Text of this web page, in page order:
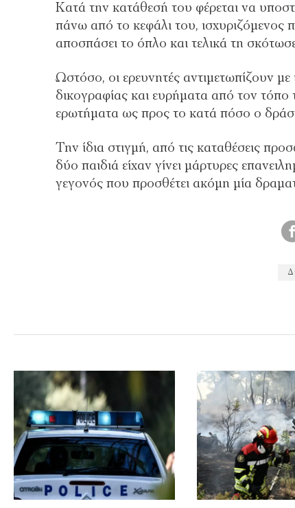
Κατά την κατάθεσή του φέρεται να
πάνω από το κεφάλι του,
αποσπάσει το όπλο και τελικά τη
Ωστόσο, οι ερευνητές αντιμετωπίζουν με
δικογραφίας και ευρήματα από τον
ερωτήματα ως προς το κατά πόσο ο
Την ίδια στιγμή, από τις καταθέσεις
δύο παιδιά είχαν γίνει μάρτυρες
γεγονός που προσθέτει ακόμη μία